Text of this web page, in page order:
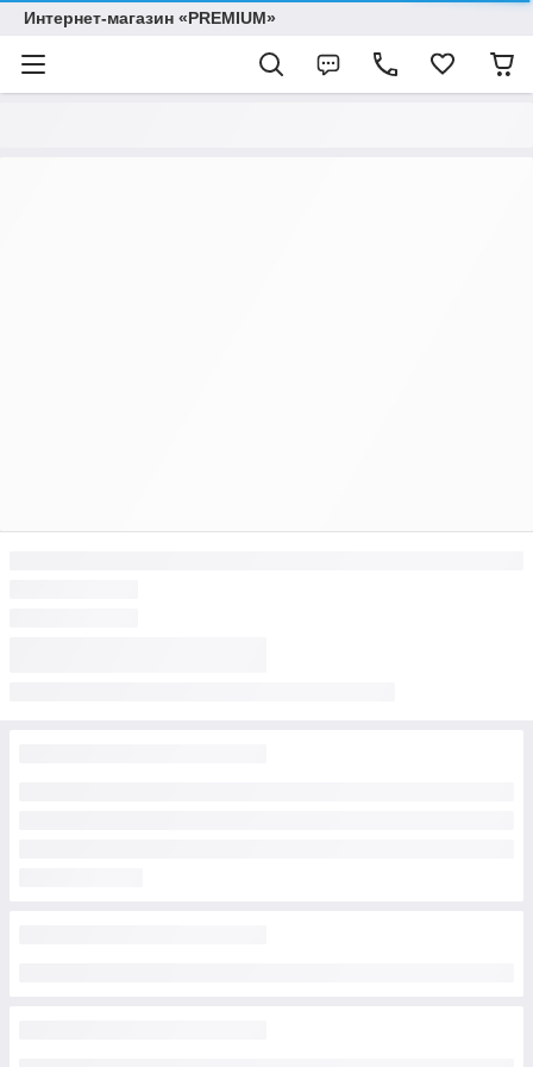
Интернет-магазин «PREMIUM»